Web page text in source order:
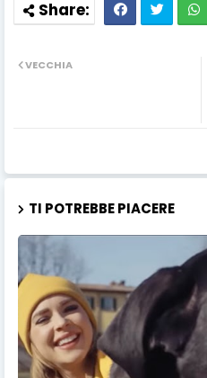
VECCHIA
TI POTREBBE PIACERE